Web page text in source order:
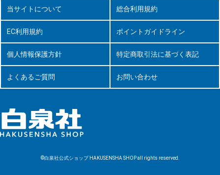
当サイトについて 総合利用規約
EC利用規約 ポイントガイドライン
個人情報保護方針 特定商取引法に基づく表記
よくあるご質問 お問い合わせ
©白泉社公式ショップ HAKUSENSHA SHOP all rights reserved.